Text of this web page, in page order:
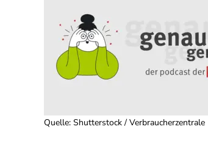
Quelle: Shutterstock / Verbraucherzentrale